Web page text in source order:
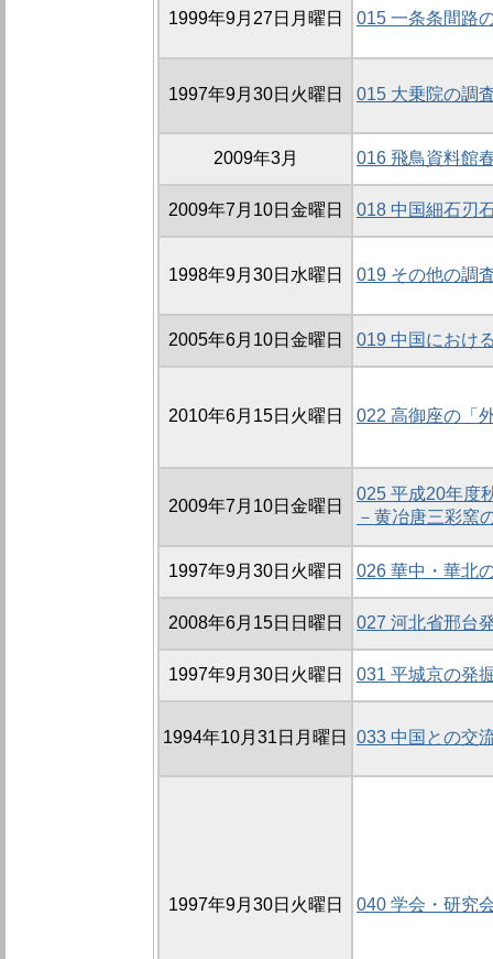
1999年9月27日月曜日 015 一条条間路
1997年9月30日火曜日 015 大乗院の調
2009年3月 016 飛鳥資料館
2009年7月10日金曜日 018 中国細石刃
1998年9月30日水曜日 019 その他の調
2005年6月10日金曜日 019 中国におけ
2010年6月15日火曜日 022 高御座の「
2009年7月10日金曜日
025 平成20年度
－黄冶唐三彩窯
1997年9月30日火曜日 026 華中・華北
2008年6月15日日曜日 027 河北省邢台
1997年9月30日火曜日 031 平城京の発
1994年10月31日月曜日 033 中国との交
1997年9月30日火曜日 040 学会・研究